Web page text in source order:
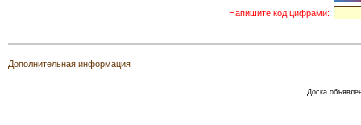
Напишите код цифрами:
Дополнительная информация
Доска